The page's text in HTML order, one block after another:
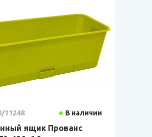
11248 В наличии
ящик Прованс